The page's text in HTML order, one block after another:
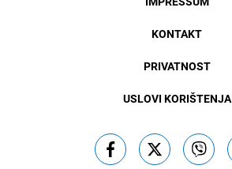
KONTAKT
PRIVATNOST
USLOVI KORIŠTENJA